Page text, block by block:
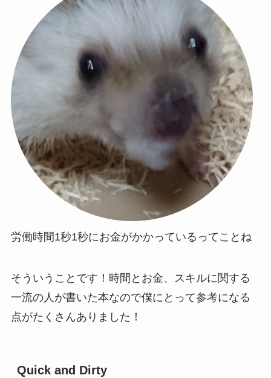
労働時間1秒1秒にお金がかかっているってことね
そういうことです！時間とお金、スキルに関する
一流の人が書いた本なので僕にとって参考になる
点がたくさんありました！
Quick and Dirty